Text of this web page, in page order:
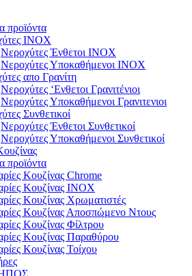
προϊόντα
ΙΝΟΧ
Νεροχύτες Ένθετοι INOX
Νεροχύτες Υποκαθήμενοι INOX
απο Γρανίτη
Νεροχύτες ‘Ενθετοι Γρανιτένιοι
Νεροχύτες Υποκαθήμενοι Γρανιτενιοι
Συνθετικοί
Νεροχύτες Ένθετοι Συνθετικοί
Νεροχύτες Υποκαθήμενοι Συνθετικοί
προϊόντα
Κουζίνας Chrome
Κουζίνας INOX
Κουζίνας Χρωματιστές
Κουζίνας Αποσπώμενο Ντους
Κουζίνας Φίλτρου
Κουζίνας Παραθύρου
Κουζίνας Τοίχου